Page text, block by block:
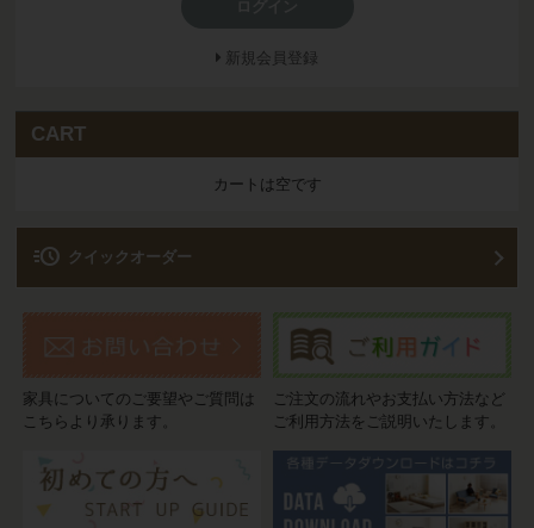
新規会員登録
CART
カートは空です
acute クイックオーダー
家具についてのご要望やご質問は
こちらより承ります。
ご注文の流れやお支払い方法など
ご利用方法をご説明いたします。